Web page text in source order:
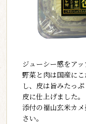
ジューシー感をアッ
野菜と肉は国産に
し、皮は旨みたっ
皮に仕上げました。
添付の福山玄米カ
さい。